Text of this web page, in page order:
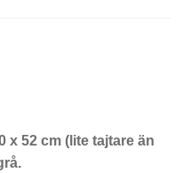
x 52 cm (lite tajtare än